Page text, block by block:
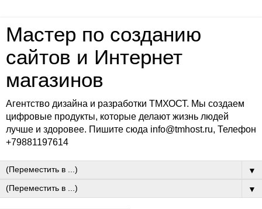
Мастер по созданию
сайтов и Интернет
магазинов
Агентство дизайна и разработки ТМХОСТ. Мы создаем
цифровые продукты, которые делают жизнь людей
лучше и здоровее. Пишите сюда info@tmhost.ru, Телефон
+79881197614
▼
▼